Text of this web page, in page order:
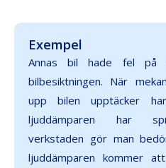
Exempel
Annas bil hade fel på
bilbesiktningen. När
upp bilen upptäcker
ljuddämparen har
verkstaden gör man
ljuddämparen kommer